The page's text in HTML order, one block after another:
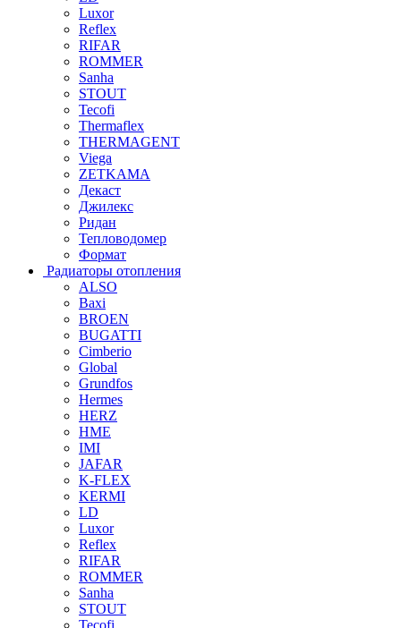
Luxor
Reflex
RIFAR
ROMMER
Sanha
STOUT
Tecofi
Thermaflex
THERMAGENT
Viega
ZETKAMA
Декаст
Джилекс
Ридан
Тепловодомер
Формат
Радиаторы отопления
ALSO
Baxi
BROEN
BUGATTI
Cimberio
Global
Grundfos
Hermes
HERZ
HME
IMI
JAFAR
K-FLEX
KERMI
LD
Luxor
Reflex
RIFAR
ROMMER
Sanha
STOUT
Tecofi